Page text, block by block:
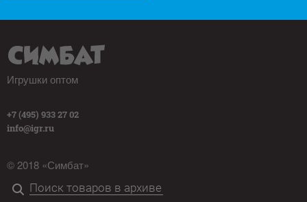
Игрушки оптом
+7 (495) 933 27 02
info@igr.ru
© 2018 «Симбат»